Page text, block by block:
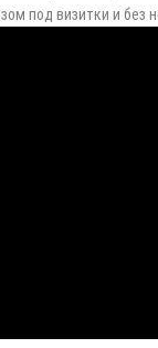
под визитки и без